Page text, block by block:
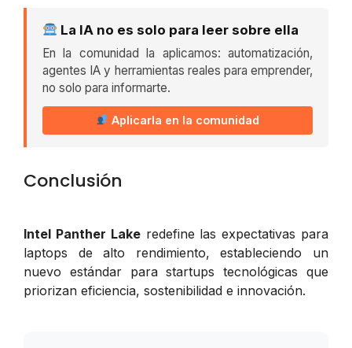
La IA no es solo para leer sobre ella
En la comunidad la aplicamos: automatización,
agentes IA y herramientas reales para emprender,
no solo para informarte.
Aplicarla en la comunidad
Conclusión
Intel Panther Lakeredefine las expectativas para
laptops de alto rendimiento, estableciendo un
nuevo estándar para startups tecnológicas que
priorizan eficiencia, sostenibilidad e innovación.